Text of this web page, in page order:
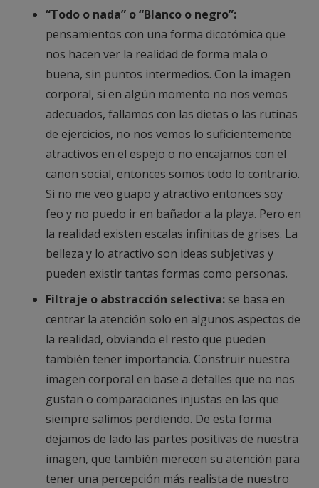
“Todo o nada” o “Blanco o negro”:
pensamientos con una forma dicotómica que
nos hacen ver la realidad de forma mala o
buena, sin puntos intermedios. Con la imagen
corporal, si en algún momento no nos vemos
adecuados, fallamos con las dietas o las rutinas
de ejercicios, no nos vemos lo suficientemente
atractivos en el espejo o no encajamos con el
canon social, entonces somos todo lo contrario.
Si no me veo guapo y atractivo entonces soy
feo y no puedo ir en bañador a la playa. Pero en
la realidad existen escalas infinitas de grises. La
belleza y lo atractivo son ideas subjetivas y
pueden existir tantas formas como personas.
Filtraje o abstracción selectiva: se basa en
centrar la atención solo en algunos aspectos de
la realidad, obviando el resto que pueden
también tener importancia. Construir nuestra
imagen corporal en base a detalles que no nos
gustan o comparaciones injustas en las que
siempre salimos perdiendo. De esta forma
dejamos de lado las partes positivas de nuestra
imagen, que también merecen su atención para
tener una percepción más realista de nuestro